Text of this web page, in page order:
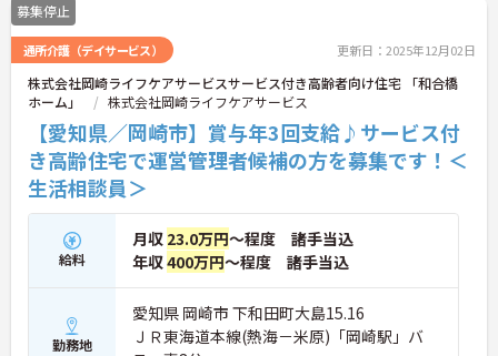
募集停止
通所介護（デイサービス） 更新日：2025年12月02日
株式会社岡崎ライフケアサービスサービス付き高齢者向け住宅 「和合橋
ホーム」
株式会社岡崎ライフケアサービス
【愛知県／岡崎市】賞与年3回支給♪サービス付
き高齢住宅で運営管理者候補の方を募集です！＜
生活相談員＞
給料
月収 23.0万円～程度 諸手当込
年収400万円～程度 諸手当込
勤務地
愛知県 岡崎市 下和田町大島15.16
ＪＲ東海道本線(熱海－米原)「岡崎駅」バ